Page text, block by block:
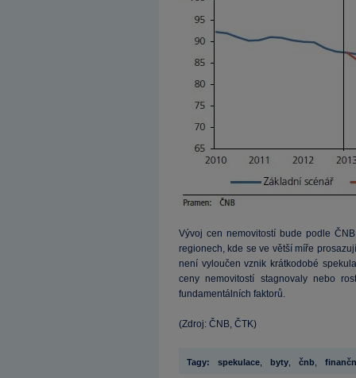
Vývoj cen nemovitostí bude podle
regionech, kde se ve větší míře
není vyloučen vznik krátkodobé
ceny nemovitostí stagnovaly nebo
fundamentálních faktorů.
(Zdroj: ČNB, ČTK)
Tagy: spekulace byty čnb